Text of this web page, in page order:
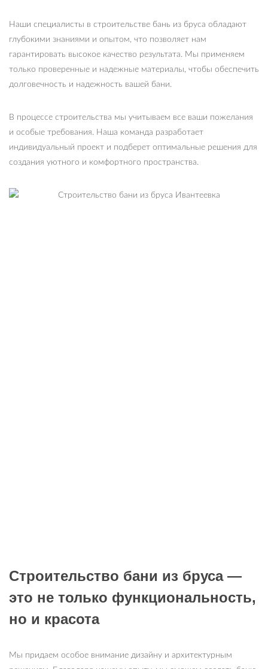
Наши специалисты в строительстве бань из бруса обладают
глубокими знаниями и опытом, что позволяет нам
гарантировать высокое качество результата. Мы применяем
только проверенные и надежные материалы, чтобы обеспечить
долговечность и надежность вашей бани.
В процессе строительства мы учитываем все ваши пожелания
и особые требования. Наша команда разработает
индивидуальный проект и подберет оптимальные решения для
создания уютного и комфортного пространства.
Строительство бани из бруса —
это не только функциональность,
но и красота
Мы придаем особое внимание дизайну и архитектурным